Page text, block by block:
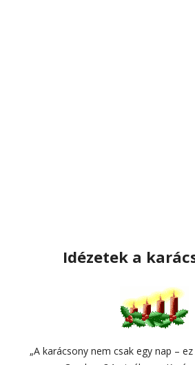
Idézetek a
„A karácsony nem csak egy nap –